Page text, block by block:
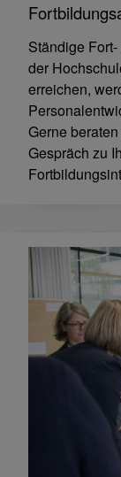
Ständige
der
erreichen,
Gerne
Gespräch zu